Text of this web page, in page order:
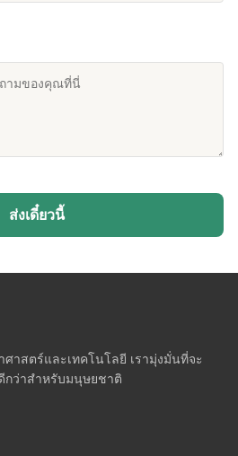
ส่งเดี๋ยวนี้
าสตร์และเทคโนโลยี เรามุ่งมั่นที่จะ
กว่าสำหรับมนุษยชาติ